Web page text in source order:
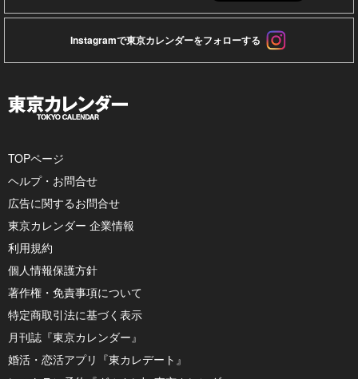
Instagramで東京カレンダーをフォローする
TOPページ
ヘルプ・お問合せ
広告に関するお問合せ
東京カレンダー 企業情報
利用規約
個人情報保護方針
著作権・免責事項について
特定商取引法に基づく表示
月刊誌『東京カレンダー』
婚活・恋活アプリ『東カレデート』